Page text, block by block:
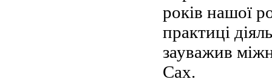
років нашої
практиці
зауважив
Сах.